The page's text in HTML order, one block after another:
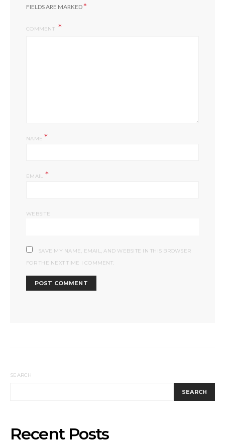
FIELDS ARE MARKED*
COMMENT
NAME*
EMAIL *
WEBSITE
SAVE MY NAME, EMAIL, AND WEBSITE IN THIS BROWSER
FOR THE NEXT TIME I COMMENT.
SEARCH
SEARCH
Recent Posts